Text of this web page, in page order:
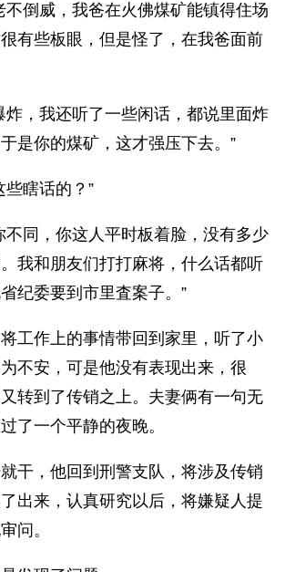
不倒威，我爸在火佛煤矿能镇得住场
有些板眼，但是怪了，在我爸面前
炸，我还听了一些闲话，都说里面炸
是你的煤矿，这才强压下去。”
些瞎话的？”
不同，你这人平时板着脸，没有多少
我和朋友们打打麻将，什么话都听
纪委要到市里査案子。”
工作上的事情带回到家里，听了小
不安，可是他没有表现出来，很
转到了传销之上。夫妻俩有一句无
了一个平静的夜晚。
干，他回到刑警支队，将涉及传销
出来，认真研究以后，将嫌疑人提
问。